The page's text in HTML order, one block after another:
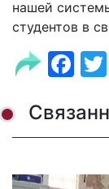
нашей
студентов в